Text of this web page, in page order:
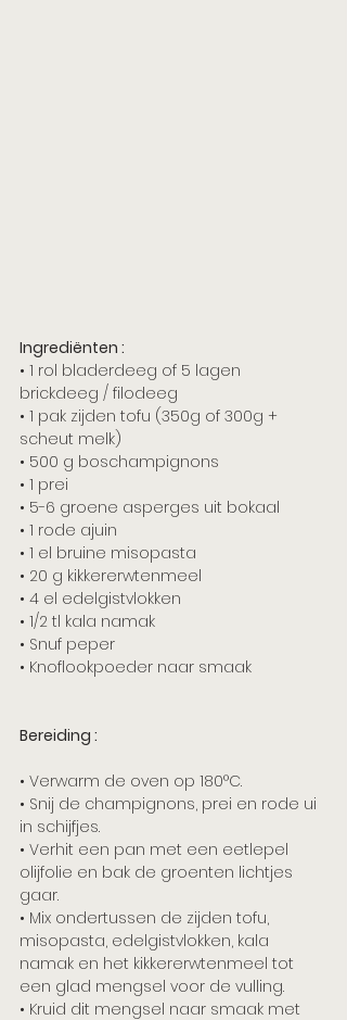
Ingrediënten :
• 1 rol bladerdeeg of 5 lagen
brickdeeg / filodeeg
• 1 pak zijden tofu (350g of 300g +
scheut melk)
• 500 g boschampignons
• 1 prei
• 5-6 groene asperges uit bokaal
• 1 rode ajuin
• 1 el bruine misopasta
• 20 g kikkererwtenmeel
• 4 el edelgistvlokken
• 1/2 tl kala namak
• Snuf peper
• Knoflookpoeder naar smaak
Bereiding :
• Verwarm de oven op 180°C.
​• Snij de champignons, prei en rode ui
in schijfjes.
• Verhit een pan met een eetlepel
olijfolie en bak de groenten lichtjes
gaar.
• Mix ondertussen de zijden tofu,
misopasta, edelgistvlokken, kala
namak en het kikkererwtenmeel tot
een glad mengsel voor de vulling.
• Kruid dit mengsel naar smaak met